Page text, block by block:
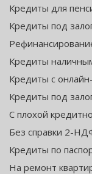
Кредиты для
Кредиты под
Кредиты
Кредиты с
Кредиты под
С плохой
Без справки 2-
Кредиты по
На ремонт